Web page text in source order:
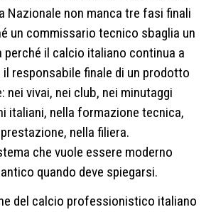
Nazionale non manca tre fasi finali
un commissario tecnico sbaglia un
perché il calcio italiano continua a
responsabile finale di un prodotto
vivai, nei club, nei minutaggi
italiani, nella formazione tecnica,
nella filiera.
che vuole essere moderno
quando deve spiegarsi.
del calcio professionistico italiano